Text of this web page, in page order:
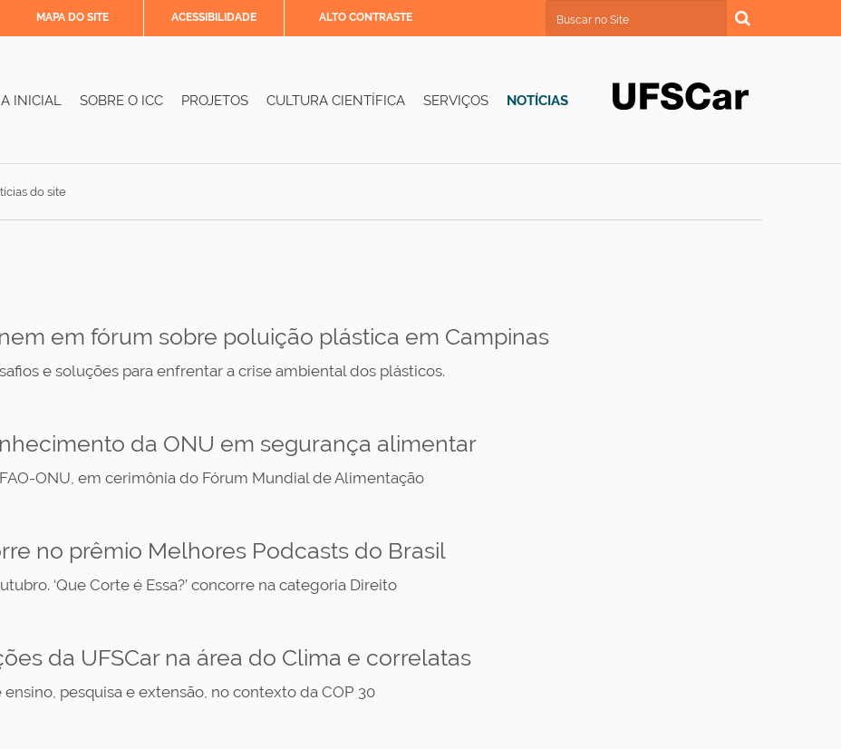
MAPA DO SITE ACESSIBILIDADE ALTO CONTRASTE Busca Avançada…
INICIAL SOBRE O ICC PROJETOS CULTURA CIENTÍFICA SERVIÇOS NOTÍCIAS
do site
em fórum sobre poluição plástica em Campinas
e soluções para enfrentar a crise ambiental dos plásticos.
da ONU em segurança alimentar
ONU, em cerimônia do Fórum Mundial de Alimentação
no prêmio Melhores Podcasts do Brasil
‘Que Corte é Essa?’ concorre na categoria Direito
da UFSCar na área do Clima e correlatas
pesquisa e extensão, no contexto da COP 30